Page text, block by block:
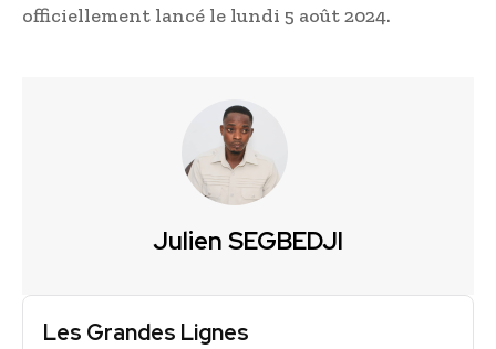
officiellement lancé le lundi 5 août 2024.
Julien SEGBEDJI
Les Grandes Lignes